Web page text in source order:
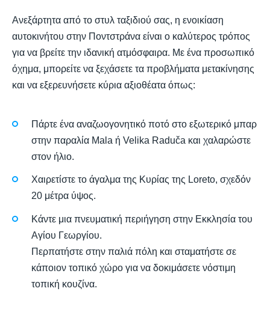
Ανεξάρτητα από το στυλ ταξιδιού σας, η ενοικίαση
αυτοκινήτου στην Ποντστράνα είναι ο καλύτερος τρόπος
για να βρείτε την ιδανική ατμόσφαιρα. Με ένα προσωπικό
όχημα, μπορείτε να ξεχάσετε τα προβλήματα μετακίνησης
και να εξερευνήσετε κύρια αξιοθέατα όπως:
Πάρτε ένα αναζωογονητικό ποτό στο εξωτερικό μπαρ
στην παραλία Mala ή Velika Raduča και χαλαρώστε
στον ήλιο.
Χαιρετίστε το άγαλμα της Κυρίας της Loreto, σχεδόν
20 μέτρα ύψος.
Κάντε μια πνευματική περιήγηση στην Εκκλησία του
Αγίου Γεωργίου.
Περπατήστε στην παλιά πόλη και σταματήστε σε
κάποιον τοπικό χώρο για να δοκιμάσετε νόστιμη
τοπική κουζίνα.